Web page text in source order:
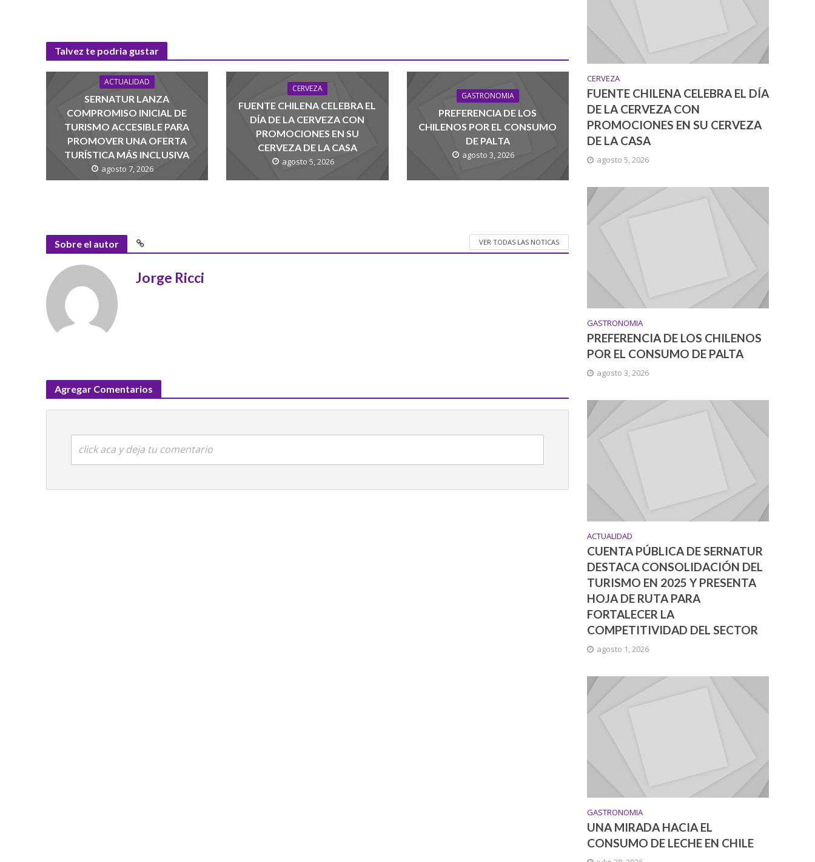
Talvez te podria gustar
ACTUALIDAD
SERNATUR LANZA
COMPROMISO INICIAL DE
TURISMO ACCESIBLE PARA
PROMOVER UNA OFERTA
TURÍSTICA MÁS INCLUSIVA
agosto 7, 2026
CERVEZA
FUENTE CHILENA CELEBRA EL
DÍA DE LA CERVEZA CON
PROMOCIONES EN SU
CERVEZA DE LA CASA
agosto 5, 2026
GASTRONOMIA
PREFERENCIA DE LOS
CHILENOS POR EL CONSUMO
DE PALTA
agosto 3, 2026
Sobre el autor VER TODAS LAS NOTICAS
Jorge Ricci
Agregar Comentarios
click aca y deja tu comentario
CERVEZA
FUENTE CHILENA CELEBRA EL DÍA
DE LA CERVEZA CON
PROMOCIONES EN SU CERVEZA
DE LA CASA
agosto 5, 2026
GASTRONOMIA
PREFERENCIA DE LOS CHILENOS
POR EL CONSUMO DE PALTA
agosto 3, 2026
ACTUALIDAD
CUENTA PÚBLICA DE SERNATUR
DESTACA CONSOLIDACIÓN DEL
TURISMO EN 2025 Y PRESENTA
HOJA DE RUTA PARA
FORTALECER LA
COMPETITIVIDAD DEL SECTOR
agosto 1, 2026
GASTRONOMIA
UNA MIRADA HACIA EL
CONSUMO DE LECHE EN CHILE